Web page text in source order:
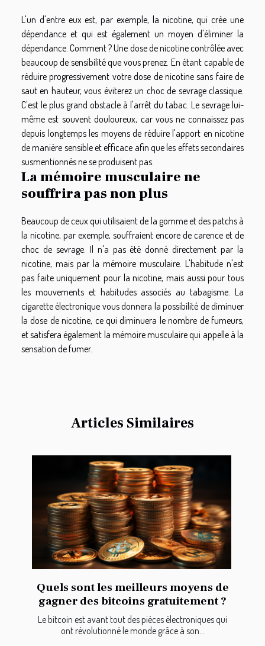
L'un d'entre eux est, par exemple, la nicotine, qui crée une
dépendance et qui est également un moyen d'éliminer la
dépendance. Comment ? Une dose de nicotine contrôlée avec
beaucoup de sensibilité que vous prenez. En étant capable de
réduire progressivement votre dose de nicotine sans faire de
saut en hauteur, vous éviterez un choc de sevrage classique.
C'est le plus grand obstacle à l'arrêt du tabac. Le sevrage lui-
même est souvent douloureux, car vous ne connaissez pas
depuis longtemps les moyens de réduire l'apport en nicotine
de manière sensible et efficace afin que les effets secondaires
susmentionnés ne se produisent pas.
La mémoire musculaire ne
souffrira pas non plus
Beaucoup de ceux qui utilisaient de la gomme et des patchs à
la nicotine, par exemple, souffraient encore de carence et de
choc de sevrage. Il n'a pas été donné directement par la
nicotine, mais par la mémoire musculaire. L'habitude n'est
pas faite uniquement pour la nicotine, mais aussi pour tous
les mouvements et habitudes associés au tabagisme. La
cigarette électronique vous donnera la possibilité de diminuer
la dose de nicotine, ce qui diminuera le nombre de fumeurs,
et satisfera également la mémoire musculaire qui appelle à la
sensation de fumer.
Articles Similaires
Quels sont les meilleurs moyens de
gagner des bitcoins gratuitement ?
Le bitcoin est avant tout des pièces électroniques qui
ont révolutionné le monde grâce à son...